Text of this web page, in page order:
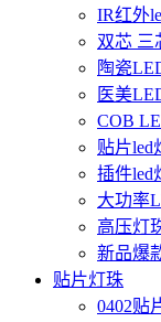
IR红外
双芯 三
陶瓷
医美
COB
贴片led
插件led
大功率
高压灯
新品爆
贴片灯珠
0402贴